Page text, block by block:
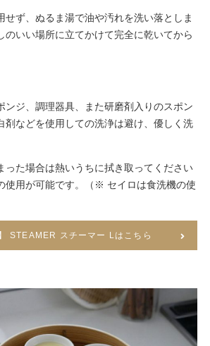
せず、ぬるま湯で油や汚れを洗い落としま
のいい場所に立てかけて完全に乾いてから
ンジ、調理器具、また研磨剤入りのスポン
剤などを使用しての洗浄は避け、優しく洗
った場合は熱いうちに拭き取ってください
使用が可能です。（※ セイロは食洗機の使
STEAMER スチーマー Lはこちら